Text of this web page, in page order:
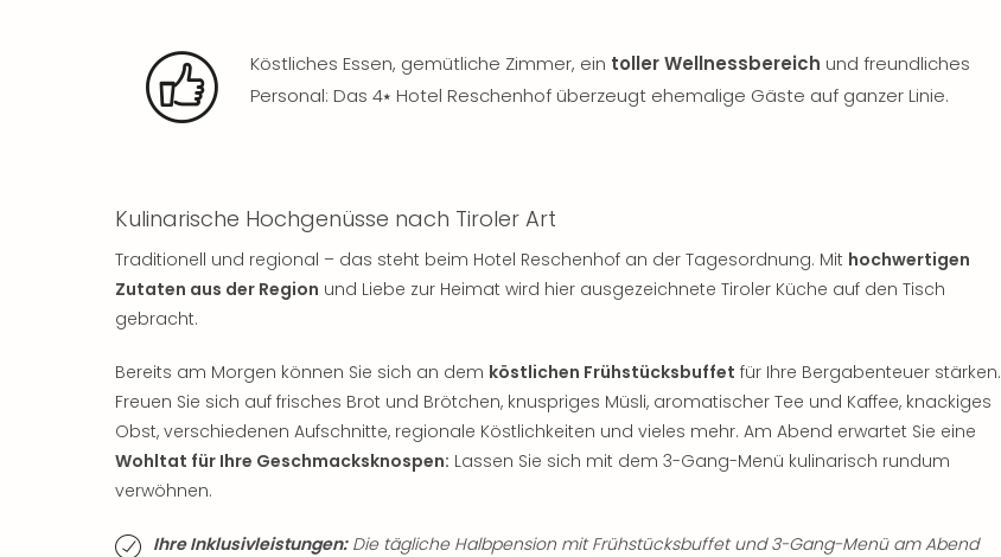
Köstliches Essen, gemütliche Zimmer, ein toller Wellnessbereich und freundliches
Personal: Das 4⭑ Hotel Reschenhof überzeugt ehemalige Gäste auf ganzer Linie.
Kulinarische Hochgenüsse nach Tiroler Art
Traditionell und regional – das steht beim Hotel Reschenhof an der Tagesordnung. Mit hochwertigen
Zutaten aus der Region und Liebe zur Heimat wird hier ausgezeichnete Tiroler Küche auf den Tisch
gebracht.
Bereits am Morgen können Sie sich an dem köstlichen Frühstücksbuffet für Ihre Bergabenteuer stärken.
Freuen Sie sich auf frisches Brot und Brötchen, knuspriges Müsli, aromatischer Tee und Kaffee, knackiges
Obst, verschiedenen Aufschnitte, regionale Köstlichkeiten und vieles mehr. Am Abend erwartet Sie eine
Wohltat für Ihre Geschmacksknospen: Lassen Sie sich mit dem 3-Gang-Menü kulinarisch rundum
verwöhnen.
Ihre Inklusivleistungen:Die tägliche Halbpension mit Frühstücksbuffet und 3-Gang-Menü am Abend